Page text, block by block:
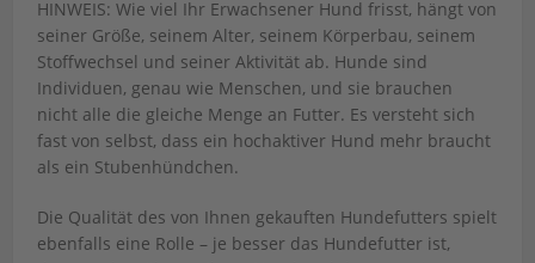
HINWEIS: Wie viel Ihr Erwachsener Hund frisst, hängt von
seiner Größe, seinem Alter, seinem Körperbau, seinem
Stoffwechsel und seiner Aktivität ab. Hunde sind
Individuen, genau wie Menschen, und sie brauchen
nicht alle die gleiche Menge an Futter. Es versteht sich
fast von selbst, dass ein hochaktiver Hund mehr braucht
als ein Stubenhündchen.
Die Qualität des von Ihnen gekauften Hundefutters spielt
ebenfalls eine Rolle – je besser das Hundefutter ist,